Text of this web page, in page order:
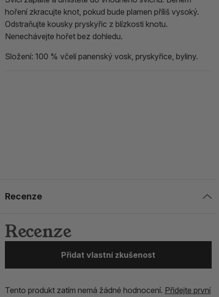
hoření zkracujte knot, pokud bude plamen příliš vysoký.
Odstraňujte kousky pryskyřic z blízkosti knotu.
Nenechávejte hořet bez dohledu.
Složení: 100 % včelí panenský vosk, pryskyřice, byliny.
Recenze
Recenze
Přidat vlastní zkušenost
Tento produkt zatím nemá žádné hodnocení. Přidejte první